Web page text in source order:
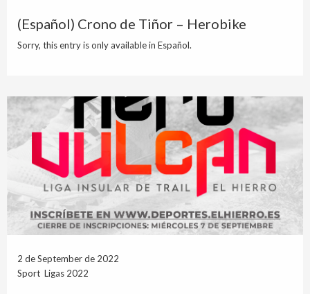
(Español) Crono de Tiñor – Herobike
Sorry, this entry is only available in Español.
2 de September de 2022
Sport Ligas 2022